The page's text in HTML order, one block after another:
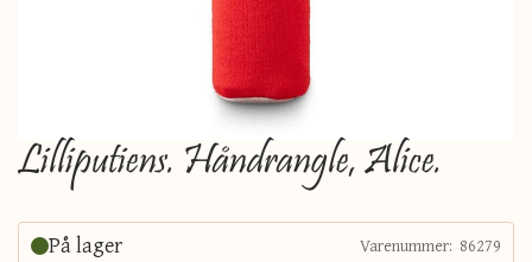
Lilliputiens. Håndrangle, Alice.
På lager Varenummer: 86279